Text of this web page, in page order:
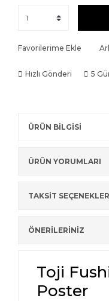
Favorilerime Ekle
Hızlı Gönderi 5
ÜRÜN BİLGİSİ
ÜRÜN YORUMLARI
TAKSİT
ÖNERİLERİNİZ
Toji
Poster